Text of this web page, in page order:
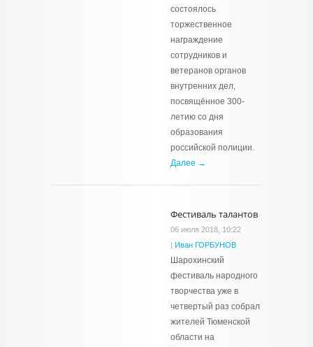
состоялось
торжественное
награждение
сотрудников и
ветеранов органов
внутренних дел,
посвящённое 300-
летию со дня
образования
российской полиции.
Далее →
Фестиваль талантов
06 июля 2018, 10:22
| Иван ГОРБУНОВ
Шарохинский
фестиваль народного
творчества уже в
четвертый раз собрал
жителей Тюменской
области на